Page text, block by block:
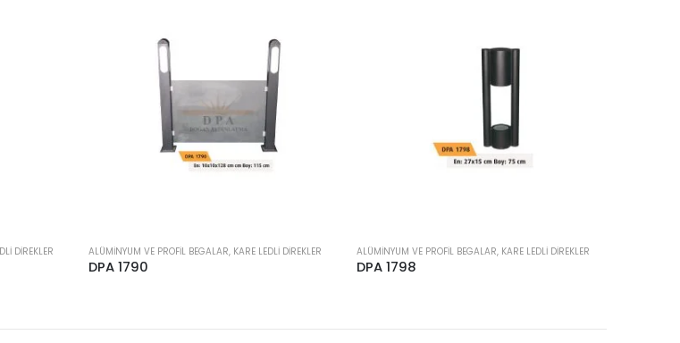
DIREKLER ALÜMINYUM VE PROFIL BEGALAR, KARE LEDLI DIREKLER
DPA 1790
ALÜMINYUM VE PROFIL BEGALAR, KARE LEDLI DIREKLER
DPA 1798